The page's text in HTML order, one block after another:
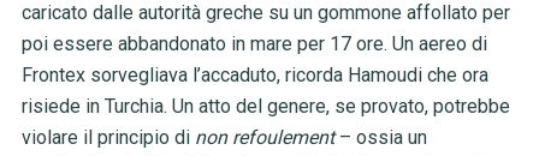
caricato dalle autorità greche su un gommone affollato per
poi essere abbandonato in mare per 17 ore. Un aereo di
Frontex sorvegliava l’accaduto, ricorda Hamoudi che ora
risiede in Turchia. Un atto del genere, se provato, potrebbe
violare il principio di non refoulement– ossia un